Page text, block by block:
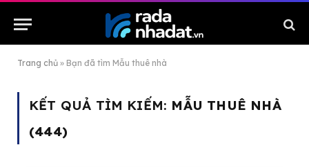
Trang chủ » Bạn đã tìm Mẫu thuê nhà
KẾT QUẢ TÌM KIẾM: MẪU THUÊ NHÀ
(444)